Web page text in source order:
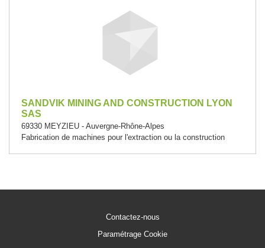
SANDVIK MINING AND CONSTRUCTION LYON
SAS
69330 MEYZIEU - Auvergne-Rhône-Alpes
Fabrication de machines pour l'extraction ou la construction
Contactez-nous
Paramétrage Cookie